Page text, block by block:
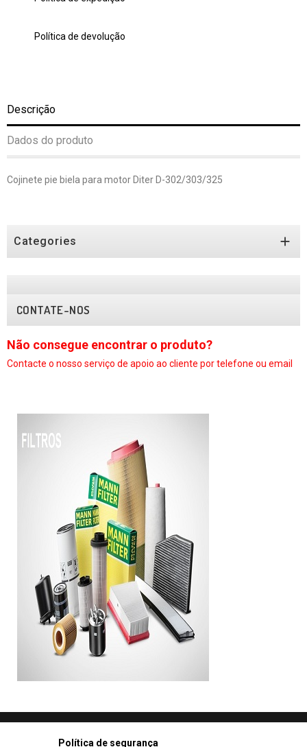
Política de devolução
Descrição
Dados do produto
Cojinete pie biela para motor Diter D-302/303/325
Categories 
CONTATE-NOS
Não consegue encontrar o produto?
Contacte o nosso serviço de apoio ao cliente por telefone ou email
Política de segurança